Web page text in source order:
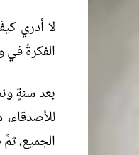
لا أدري
الفكرةُ في
الجميع،